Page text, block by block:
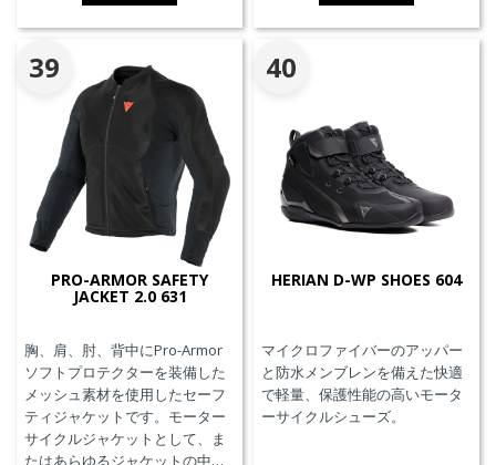
39
PRO-ARMOR SAFETY
JACKET 2.0 631
胸、肩、肘、背中にPro-Armor
ソフトプロテクターを装備した
メッシュ素材を使用したセーフ
ティジャケットです。モーター
サイクルジャケットとして、ま
たはあらゆるジャケットの中に
40
HERIAN D-WP SHOES 604
マイクロファイバーのアッパー
と防水メンブレンを備えた快適
で軽量、保護性能の高いモータ
ーサイクルシューズ。